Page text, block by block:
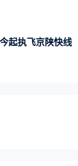
起执飞京陕快线